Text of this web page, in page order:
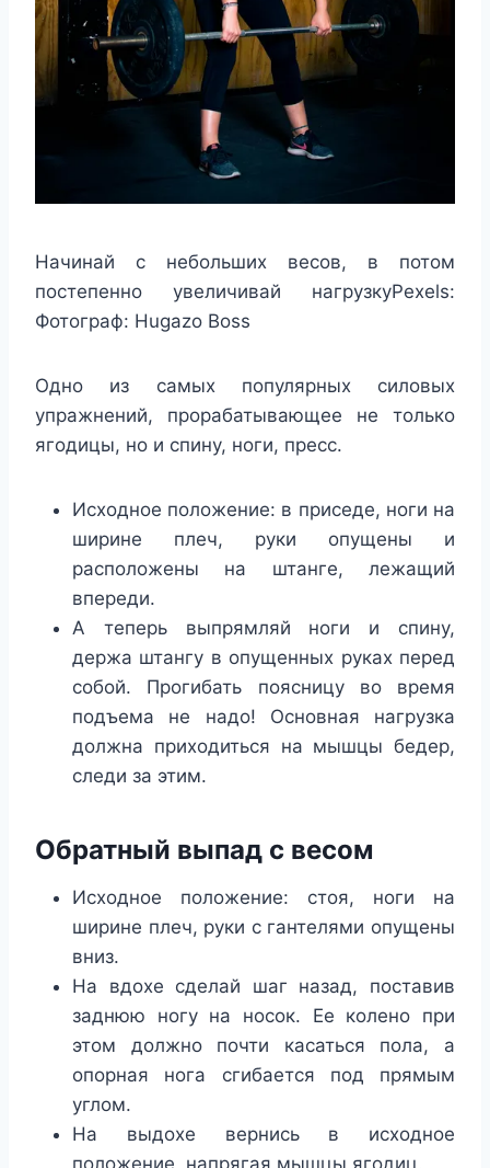
Начинай с небольших весов, в потом
постепенно увеличивай нагрузкуPexels:
Фотограф: Hugazo Boss
Одно из самых популярных силовых
упражнений, прорабатывающее не только
ягодицы, но и спину, ноги, пресс.
Исходное положение: в приседе, ноги на
ширине плеч, руки опущены и
расположены на штанге, лежащий
впереди.
А теперь выпрямляй ноги и спину,
держа штангу в опущенных руках перед
собой. Прогибать поясницу во время
подъема не надо! Основная нагрузка
должна приходиться на мышцы бедер,
следи за этим.
Обратный выпад с весом
Исходное положение: стоя, ноги на
ширине плеч, руки с гантелями опущены
вниз.
На вдохе сделай шаг назад, поставив
заднюю ногу на носок. Ее колено при
этом должно почти касаться пола, а
опорная нога сгибается под прямым
углом.
На выдохе вернись в исходное